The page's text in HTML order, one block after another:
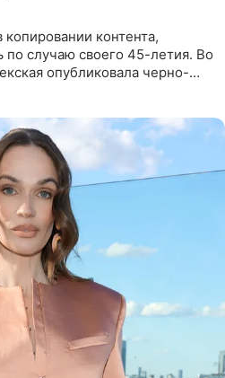
контента,
по случаю своего 45-летия. Во
опубликовала черно-